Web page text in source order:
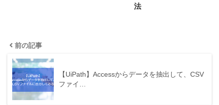
法
前の記事
【UiPath】Accessからデータを抽出して、CSV
ファイ…